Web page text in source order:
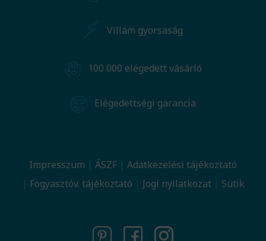
Villám gyorsaság
100 000 elégedett vásárló
Elégedettségi garancia
Impresszum ÁSZF
Adatkezelési tájékoztató
Fogyasztóv. tájékoztató
Jogi nyilatkozat Sütik